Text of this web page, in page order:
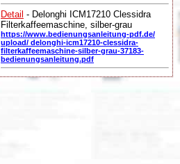
Detail - Delonghi ICM17210 Clessidra
Filterkaffeemaschine, silber-grau
https://www.bedienungsanleitung-pdf.de/
upload/ delonghi-icm17210-clessidra-
filterkaffeemaschine-silber-grau-37183-
bedienungsanleitung.pdf